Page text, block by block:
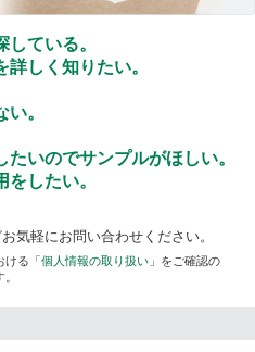
ている。
しく知りたい。
。
いのでサンプルがほしい。
したい。
気軽にお問い合わせください。
ける「個人情報の取り扱い 」をご確認の